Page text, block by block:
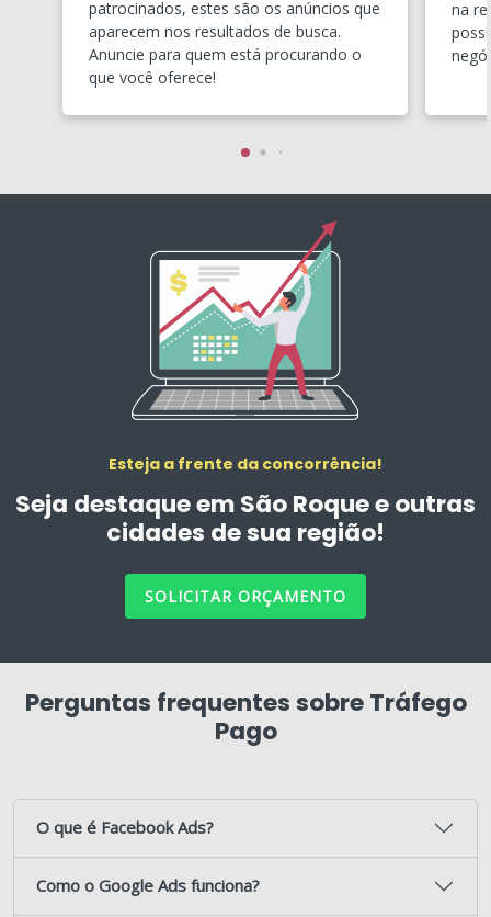
patrocinados, estes são os anúncios que
aparecem nos resultados de busca.
Anuncie para quem está procurando o
que você oferece!
na
Esteja a frente da concorrência!
Seja destaque em São Roque e outras
cidades de sua região!
SOLICITAR ORÇAMENTO
Perguntas frequentes sobre Tráfego
Pago
O que é Facebook Ads?
Como o Google Ads funciona?